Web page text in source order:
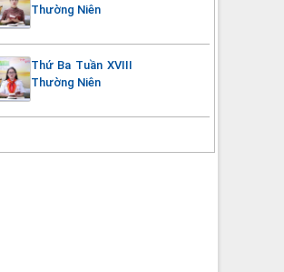
Thường Niên
Thứ Ba Tuần XVIII
Thường Niên